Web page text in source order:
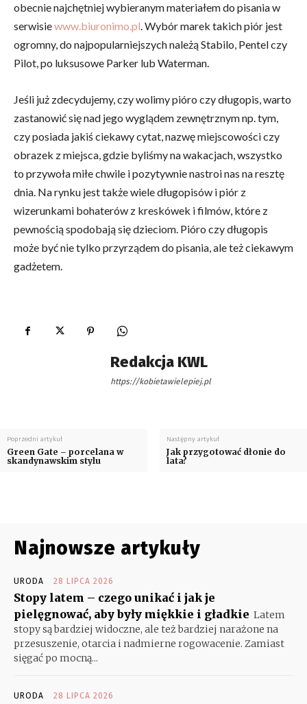
obecnie najchętniej wybieranym materiałem do pisania w
serwisiewww.biuronimo.pl . Wybór marek takich piór jest
ogromny, do najpopularniejszych należą Stabilo, Pentel czy
Pilot, po luksusowe Parker lub Waterman.
Jeśli już zdecydujemy, czy wolimy pióro czy długopis, warto
zastanowić się nad jego wyglądem zewnętrznym np. tym,
czy posiada jakiś ciekawy cytat, nazwę miejscowości czy
obrazek z miejsca, gdzie byliśmy na wakacjach, wszystko
to przywoła miłe chwile i pozytywnie nastroi nas na resztę
dnia. Na rynku jest także wiele długopisów i piór z
wizerunkami bohaterów z kreskówek i filmów, które z
pewnością spodobają się dzieciom. Pióro czy długopis
może być nie tylko przyrządem do pisania, ale też ciekawym
gadżetem.
Redakcja KWL
https://kobietawielepiej.pl
Poprzedni artykuł
Green Gate – porcelana w
skandynawskim stylu
Następny artykuł
Jak przygotować dłonie do
lata?
Najnowsze artykuły
URODA 28 LIPCA 2026
Stopy latem – czego unikać i jak je
pielęgnować, aby były miękkie i gładkie Latem
stopy są bardziej widoczne, ale też bardziej narażone na
przesuszenie, otarcia i nadmierne rogowacenie. Zamiast
sięgać po mocną...
URODA 28 LIPCA 2026